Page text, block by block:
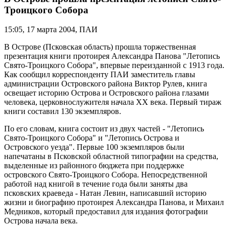
Троицкого Собора
15:05, 17 марта 2004, ПАИ
В Острове (Псковская область) прошла торжественная
презентация книги протоирея Александра Панова "Летопись
Свято-Троицкого Собора", впервые переизданной с 1913 года.
Как сообщил корреспонденту ПАИ заместитель главы
администрации Островского района Виктор Рулев, книга
освещает историю Острова и Островского района глазами
человека, церковнослужителя начала XX века. Первый тираж
книги составил 130 экземпляров.
По его словам, книга состоит из двух частей - "Летопись
Свято-Троицкого Собора" и "Летопись Острова и
Островского уезда". Первые 100 экземпляров были
напечатаны в Псковской областной типографии на средства,
выделенные из районного бюджета при поддержке
островского Свято-Троицкого Собора. Непосредственной
работой над книгой в течение года были заняты два
псковских краеведа - Натан Левин, написавший историю
жизни и биографию протоирея Александра Панова, и Михаил
Медников, который предоставил для издания фотографии
Острова начала века.